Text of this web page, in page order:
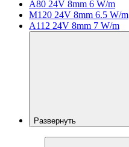
A80 24V 8mm 6 W/m
M120 24V 8mm 6.5 W/m
A112 24V 8mm 7 W/m
Развернуть